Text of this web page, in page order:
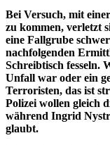
Bei Versuch, mit
zu kommen, verletzt
eine Fallgrube
nachfolgenden
Schreibtisch fesseln.
Unfall war oder ein
Terroristen, das ist
Polizei wollen gleich
während Ingrid
glaubt.